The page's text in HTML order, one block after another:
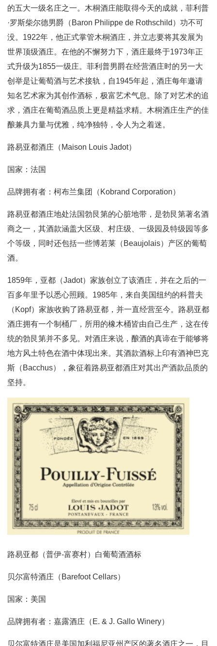
的五大一级名庄之一。木桐酒庄能取得今天的成就，菲利普
·罗斯柴尔德男爵（Baron Philippe de Rothschild）功不可
没。1922年，他正式掌管木桐酒庄，并立志要将其发展为
世界顶级酒庄。在他的不懈努力下，酒庄最终于1973年正
式升级为1855一级庄。菲利普男爵在经营酒庄时的另一大
创举是让葡萄酒与艺术接轨，自1945年起，酒庄每年邀请
知名艺术家为其创作酒标，极富艺术气息。除了对艺术的追
求，酒庄在葡萄酒品质上更是精益求精。木桐酒庄生产的佳
酿兼具力量与优雅，纯净独特，令人为之着迷。
路易亚都酒庄（Maison Louis Jadot）
国家：法国
品牌拥有者：柯布兰集团（Kobrand Corporation）
路易亚都酒庄地处法国勃艮第的心脏地带，是勃艮第著名酒
商之一，其酒款涵盖大区级、村庄级、一级园及特级园等多
个等级，同时还包括一些博若莱（Beaujolais）产区的葡萄
酒。
1859年，亚都（Jadot）家族创立了该酒庄，并在之后的一
百多年里予以悉心照顾。1985年，来自美国纽约的科普夫
（Kopf）家族收购了路易亚都，并一直经营至今。路易亚都
酒庄拥有一个制桶厂，所用的橡木桶皆由自己生产，这在传
统的勃艮第并不多见。对酒庄来说，酿酒的真谛在于能够将
地方风土特色在酒中体现出来。其酒款酒标上印有酒神巴克
斯（Bacchus），象征着路易亚都酒庄对其出产酒款品质的
坚持。
路易亚都（普伊-富赛村）白葡萄酒酒标
贝尔富特酒庄（Barefoot Cellars）
国家：美国
品牌拥有者：嘉露酒庄（E. & J. Gallo Winery）
贝尔富特酒庄是美国加利福尼亚州产区的著名酒庄之一，目